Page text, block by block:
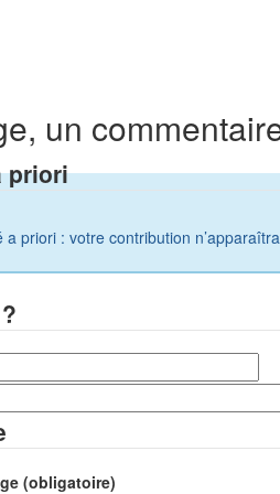
un
priori
priori : votre contribution
(obligatoire)